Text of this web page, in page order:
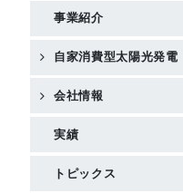
事業紹介
自家消費型太陽光発電
会社情報
実績
トピックス